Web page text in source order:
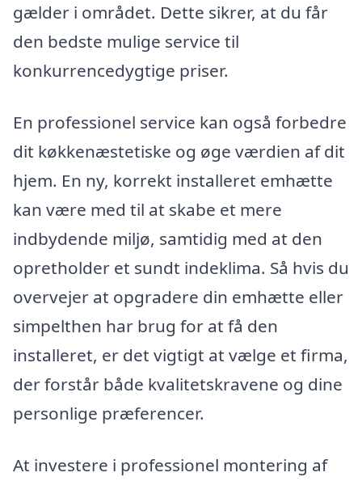
gælder i området. Dette sikrer, at du får
den bedste mulige service til
konkurrencedygtige priser.
En professionel service kan også forbedre
dit køkkenæstetiske og øge værdien af dit
hjem. En ny, korrekt installeret emhætte
kan være med til at skabe et mere
indbydende miljø, samtidig med at den
opretholder et sundt indeklima. Så hvis du
overvejer at opgradere din emhætte eller
simpelthen har brug for at få den
installeret, er det vigtigt at vælge et firma,
der forstår både kvalitetskravene og dine
personlige præferencer.
At investere i professionel montering af